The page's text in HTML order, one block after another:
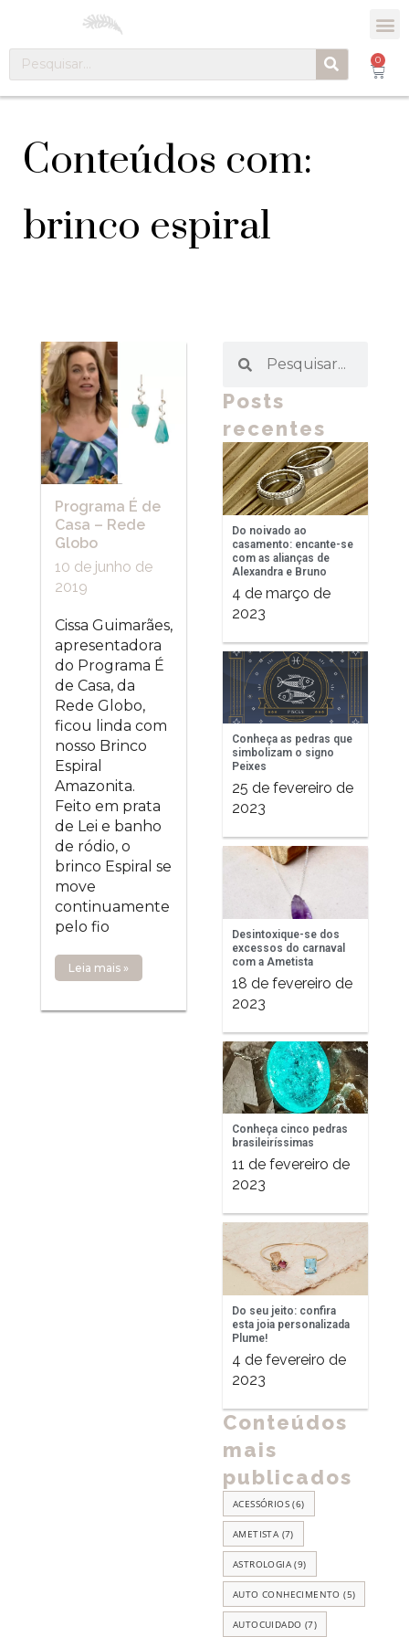
0
Conteúdos com:
brinco espiral
Programa É de
Casa – Rede
Globo
10 de junho de
2019
Cissa Guimarães,
apresentadora
do Programa É
de Casa, da
Rede Globo,
ficou linda com
nosso Brinco
Espiral
Amazonita.
Feito em prata
de Lei e banho
de ródio, o
brinco Espiral se
move
continuamente
pelo fio
Leia mais »
Posts
recentes
Do noivado ao
casamento: encante-se
com as alianças de
Alexandra e Bruno
4 de março de
2023
Conheça as pedras que
simbolizam o signo
Peixes
25 de fevereiro de
2023
Desintoxique-se dos
excessos do carnaval
com a Ametista
18 de fevereiro de
2023
Conheça cinco pedras
brasileiríssimas
11 de fevereiro de
2023
Do seu jeito: confira
esta joia personalizada
Plume!
4 de fevereiro de
2023
Conteúdos
mais
publicados
ACESSÓRIOS (6)
AMETISTA (7)
ASTROLOGIA (9)
AUTO CONHECIMENTO (5)
AUTOCUIDADO (7)